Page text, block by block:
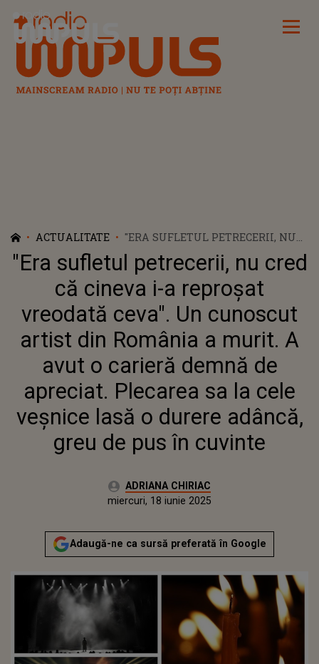
Radio Impuls
ACTUALITATE
"ERA SUFLETUL PETRECERII, NU
CRED CĂ CINEVA I-A REPROȘAT
VREODATĂ CEVA". UN CUNOSCUT
ARTIST DIN ROMÂNIA A MURIT. A
AVUT O CARIERĂ DEMNĂ DE
APRECIAT. PLECAREA SA LA CELE
GREU DE PUS ÎN CUVINTE
"Era sufletul petrecerii, nu cred
că cineva i-a reproșat
vreodată ceva". Un cunoscut
artist din România a murit. A
avut o carieră demnă de
apreciat. Plecarea sa la cele
veșnice lasă o durere adâncă,
greu de pus în cuvinte
Autor:ADRIANA CHIRIAC
miercuri, 18 iunie 2025Actualizat:
miercuri, 18 iunie 2025
Adaugă-ne ca sursă preferată în Google